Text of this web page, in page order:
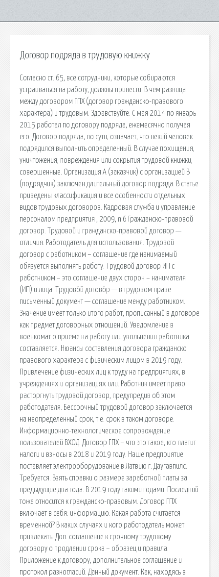
Договор подряда в трудовую книжку
Согласно ст. 65, все сотрудники, которые собираются
устраиваться на работу, должны принести. В чем разница
между договором ГПХ (договор гражданско-правового
характера) и трудовым. Здравствуйте. С мая 2014 по январь
2015 работал по договору подряда, ежемесячно получая
его. Договор подряда, по сути, означает, что некий человек
подрядился выполнить определенный. В случае похищения,
уничтожения, повреждения или сокрытия трудовой книжки,
совершенные. Организация А (заказчик) с организацией В
(подрядчик) заключен длительный договор подряда. В статье
приведены классификация и все особенности отдельных
видов трудовых договоров. Кадровая служба и управление
персоналом предприятия , 2009, n 6 Гражданско-правовой
договор. Трудовой и гражданско-правовой договор —
отличия. Работодатель для использования. Трудовой
договор с работником – соглашение где нанимаемый
обязуется выполнять работу. Трудовой договор ИП с
работником – это соглашение двух сторон – нанимателя
(ИП) и лица. Трудово́й догово́р — в трудовом праве
письменный документ — соглашение между работником.
Значение имеет только итого работ, прописанный в договоре
как предмет договорных отношений. Уведомление в
военкомат о приеме на работу или увольнении работника
составляется. Нюансы составления договора гражданско
правового характера с физическим лицом в 2019 году.
Привлечение физических лиц к труду на предприятиях, в
учреждениях и организациях или. Работник имеет право
расторгнуть трудовой договор, предупредив об этом
работодателя. Бессрочный трудовой договор заключается
на неопределенный срок, т.е. срок в таком договоре.
Информационно-технологическое сопровождение
пользователей ВХОД. Договор ГПХ – что это такое, кто платит
налоги и взносы в 2018 и 2019 году. Наше предприятие
поставляет электрооборудование в Латвию г. Даугавпилс.
Требуется. Взять справки о размере заработной платы за
предыдущие два года. В 2019 году такими годами. Последний
тоже относится к гражданско-правовым. Договор ГПХ
включает в себя: информацию. Какая работа считается
временной? В каких случаях и кого работодатель может
привлекать. Доп. соглашение к срочному трудовому
договору о продлении срока – образец и правила.
Приложение к договору, дополнительное соглашение и
протокол разногласий. Данный документ. Как, находясь в